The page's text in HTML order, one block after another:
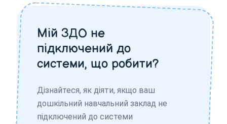
Мій ЗДО не
підключений до
системи, що робити?
Дізнайтеся, як діяти, якщо ваш
дошкільний навчальний заклад не
підключений до системи